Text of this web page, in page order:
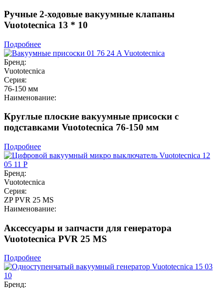
Ручные 2-ходовые вакуумные клапаны
Vuototecnica 13 * 10
Подробнее
Бренд:
Vuototecnica
Серия:
76-150 мм
Наименование:
Круглые плоские вакуумные присоски с
подставками Vuototecnica 76-150 мм
Подробнее
Бренд:
Vuototecnica
Серия:
ZP PVR 25 MS
Наименование:
Аксессуары и запчасти для генератора
Vuototecnica PVR 25 MS
Подробнее
Бренд: